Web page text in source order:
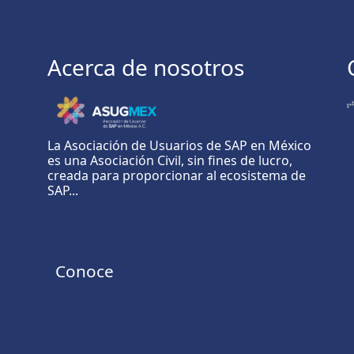
Acerca de nosotros
La Asociación de Usuarios de SAP en México
es una Asociación Civil, sin fines de lucro,
creada para proporcionar al ecosistema de
SAP...
Conoce